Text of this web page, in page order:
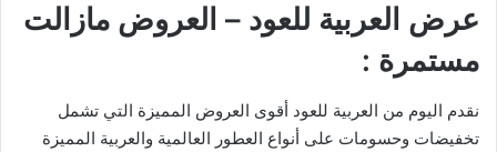
عرض العربية للعود – العروض مازالت
مستمرة :
نقدم اليوم من العربية للعود أقوى العروض المميزة التي تشمل
تخفيضات وحسومات على أنواع العطور العالمية والعربية المميزة